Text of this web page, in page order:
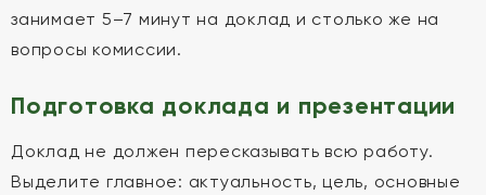
занимает 5–7 минут на доклад и столько же на
вопросы комиссии.
Подготовка доклада и презентации
Доклад не должен пересказывать всю работу.
Выделите главное: актуальность, цель, основные